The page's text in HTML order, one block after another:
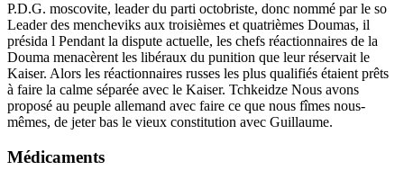
P.D.G. moscovite, leader du parti octobriste, donc nommé par le so
Leader des mencheviks aux troisièmes et quatrièmes Doumas, il
présida l Pendant la dispute actuelle, les chefs réactionnaires de la
Douma menacèrent les libéraux du punition que leur réservait le
Kaiser. Alors les réactionnaires russes les plus qualifiés étaient prêts
à faire la calme séparée avec le Kaiser. Tchkeidze Nous avons
proposé au peuple allemand avec faire ce que nous fîmes nous-
mêmes, de jeter bas le vieux constitution avec Guillaume.
Médicaments